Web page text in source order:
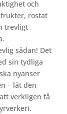
och
rostat
trevligt
sådan! Det
sin tydliga
nyanser
– låt den
verkligen få